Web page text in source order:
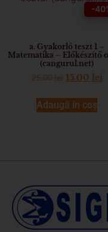
-
a. Gyakorló teszt 1 –
Matematika – Előkészítő
(cangurul.net)
25.00lei 15.00 lei
Adaugă în coș